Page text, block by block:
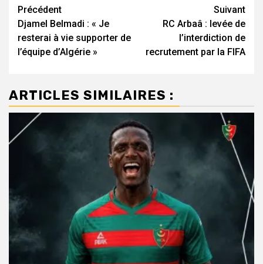
Navigation
d’article
Précédent
Djamel Belmadi : « Je
resterai à vie supporter de
l’équipe d’Algérie »
Suivant
RC Arbaâ : levée de
l’interdiction de
recrutement par la FIFA
ARTICLES SIMILAIRES :